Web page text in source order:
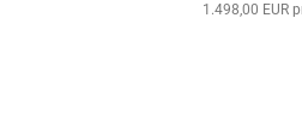
1.498,00 EUR